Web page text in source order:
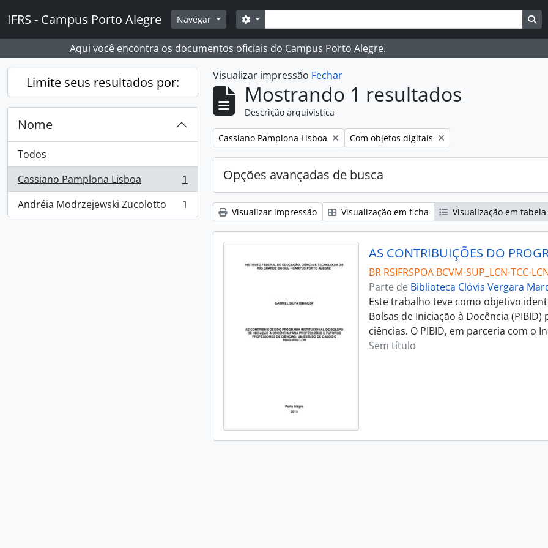
IFRS - Campus Porto Alegre Navegar Buscar
Opções de busca
Aqui você encontra os documentos oficiais do Campus Porto Alegre.
Limite seus resultados por:
Nome
Todos
Cassiano Pamplona Lisboa
, 1 resultados
1
Andréia Modrzejewski Zucolotto
, 1 resultados 1
Visualizar impressão Fechar
Mostrando 1 resultados
Descrição arquivística
Remover filtro:
Cassiano Pamplona Lisboa Remover filtro:
Com objetos digitais
Opções avançadas de busca
Visualizar impressão Visualização em ficha Visualização em tabela
BR RSIFRSPOA BCVM-SUP_LCN-TCC-
Parte de Biblioteca Clóvis Vergara
Este trabalho teve como objetivo
Bolsas de Iniciação à Docência
ciências. O PIBID, em parceria com o
Sem título